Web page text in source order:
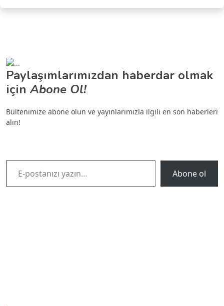
Paylaşımlarımızdan haberdar olmak
için Abone Ol!
Bültenimize abone olun ve yayınlarımızla ilgili en son haberleri
alın!
E-postanızı yazın…
Abone ol